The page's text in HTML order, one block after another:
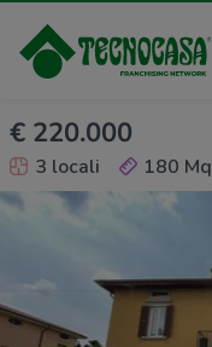
€ 220.000
3 locali 180 Mq